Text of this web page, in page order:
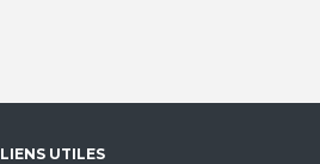
LIENS UTILES